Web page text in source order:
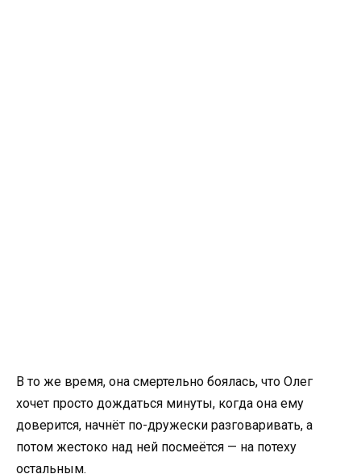
В то же время, она смертельно боялась, что Олег
хочет просто дождаться минуты, когда она ему
доверится, начнёт по-дружески разговаривать, а
потом жестоко над ней посмеётся — на потеху
остальным.